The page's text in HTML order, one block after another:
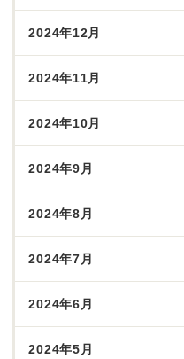
2024年12月
2024年11月
2024年10月
2024年9月
2024年8月
2024年7月
2024年6月
2024年5月